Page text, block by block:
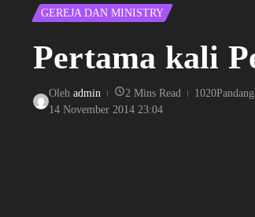
GEREJA DAN MINISTRY
Pertama kali
Oleh admin 2 Mins Read
14 November 2014 23:04